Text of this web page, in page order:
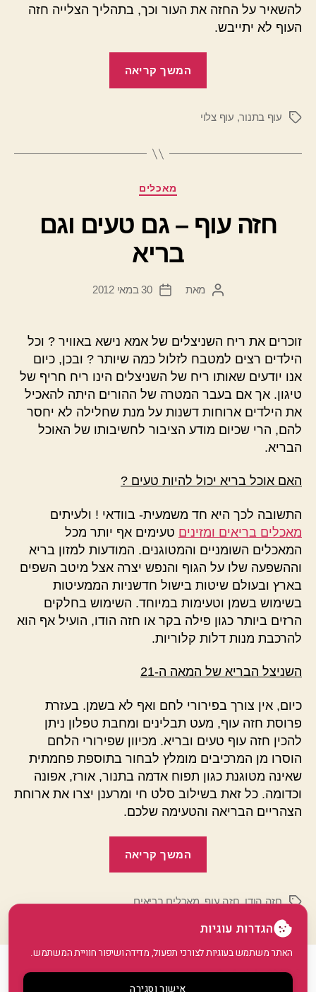
להשאיר על החזה את העור וכך, בתהליך הצלייה חזה
העוף לא יתייבש.
המשך קריאה
וגם
תגיותעוף בתנור, עוף צלוי
קטגוריותמאכלים
חזה עוף – גם טעים וגם
בריא
המחבר
מאת
תאריך
30 במאי 2012
זוכרים את ריח השניצלים של אמא נישא באוויר ? וכל
הילדים רצים למטבח לזלול כמה שיותר ? ובכן, כיום
אנו יודעים שאותו ריח של השניצלים הינו ריח חריף של
טיגון. אך אם בעבר המטרה של ההורים היתה להאכיל
את הילדים ארוחות דשנות על מנת שחלילה לא יחסר
להם, הרי שכיום מודע הציבור לחשיבותו של האוכל
הבריא.
האם אוכל בריא יכול להיות טעים ?
התשובה לכך היא חד משמעית- בוודאי ! ולעיתים
מאכלים בריאים ומזינים טעימים אף יותר מכל
המאכלים השומניים והמטוגנים. המודעות למזון בריא
וההשפעה שלו על הגוף והנפש יצרה אצל מיטב השפים
בארץ ובעולם שיטות בישול חדשניות הממעיטות
בשימוש בשמן וטעימות במיוחד. השימוש בחלקים
הרזים ביותר כגון פילה בקר או חזה הודו, הועיל אף הוא
להרכבת מנות דלות קלוריות.
השניצל הבריא של המאה ה-21
כיום, אין צורך בפירורי לחם ואף לא בשמן. בעזרת
פרוסת חזה עוף, מעט תבלינים ומחבת טפלון ניתן
להכין חזה עוף טעים ובריא. מכיוון שפירורי הלחם
הוסרו מן המרכיבים מומלץ לבחור בתוספת פחמתית
שאינה מטוגנת כגון תפוח אדמה בתנור, אורז, אפונה
וכדומה. כל זאת בשילוב סלט חי ומרענן יצרו את ארוחת
הצהריים הבריאה והטעימה שלכם.
המשך קריאה
גם
בריא"
תגיותחזה הודו,חזה עוף,מאכלים בריאים
© 2026
GoArticle למעלה
הגדרות עוגיות
האתר משתמש בעוגיות לצורכי תפעול, מדידה ושיפור חוויית המשתמש.
אישור וסגירה